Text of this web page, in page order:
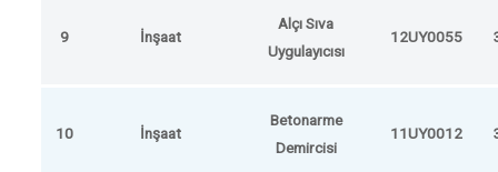
9 İnşaat
Alçı Sıva
Uygulayıcısı
12UY0055
10 İnşaat
Betonarme
Demircisi
11UY0012